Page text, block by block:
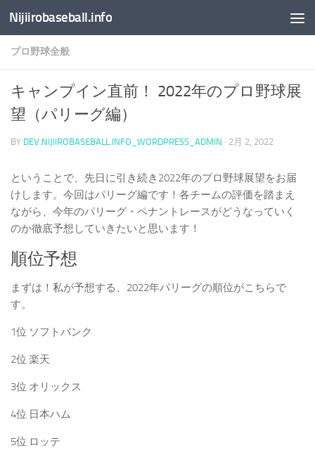
コンテンツへスキップ
Nijiirobaseball.info
プロ野球全般
キャンプイン直前！ 2022年のプロ野球展
望（パリーグ編）
BY DEV.NIJIIROBASEBALL.INFO_WORDPRESS_ADMIN · 2月 2, 2022
ということで、先日に引き続き2022年のプロ野球展望をお届
けします。今回はパリーグ編です！各チームの評価を踏まえ
ながら、今年のパリーグ・ペナントレースがどうなっていく
のか徹底予想していきたいと思います！
順位予想
まずは！私が予想する、2022年パリーグの順位がこちらで
す。
1位 ソフトバンク
2位 楽天
3位 オリックス
4位 日本ハム
5位 ロッテ